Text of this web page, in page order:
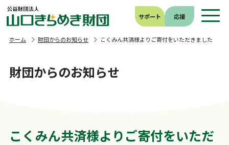
サポート 応援
財団からのお知らせ
ホーム 財団からのお知らせ こくみん共済様よりご寄付をいただきました
こくみん共済様よりご寄付をいただ